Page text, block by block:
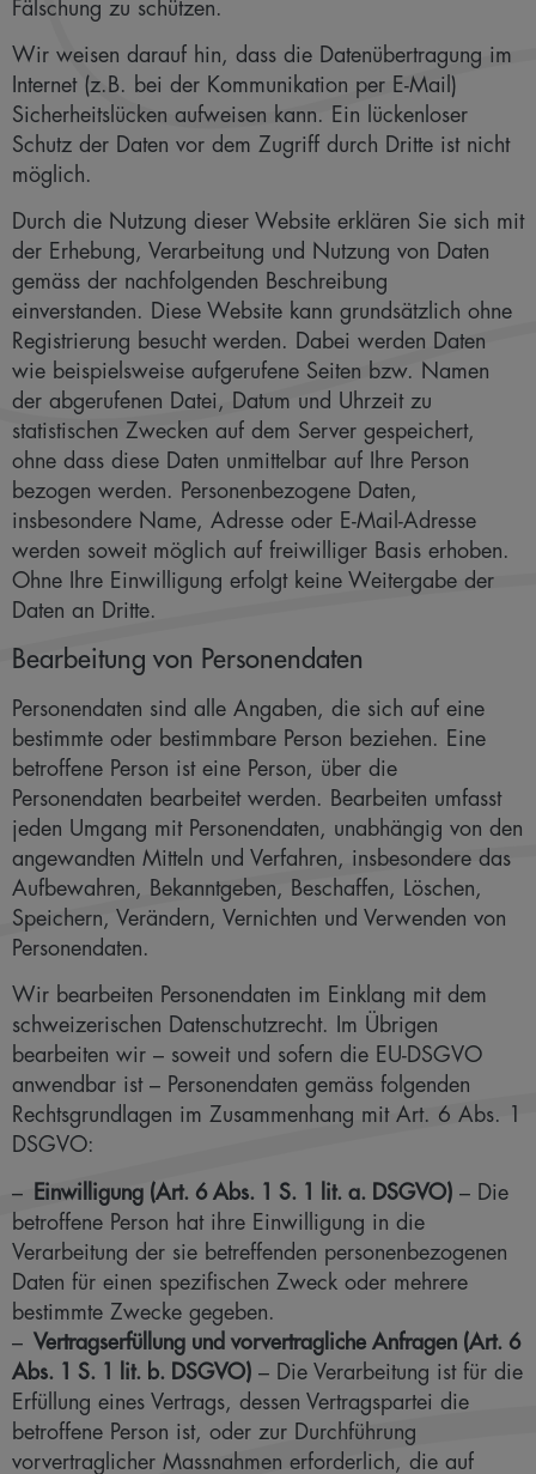
Fälschung zu schützen.
Wir weisen darauf hin, dass die Datenübertragung im
Internet (z.B. bei der Kommunikation per E-Mail)
Sicherheitslücken aufweisen kann. Ein lückenloser
Schutz der Daten vor dem Zugriff durch Dritte ist nicht
möglich.
Durch die Nutzung dieser Website erklären Sie sich mit
der Erhebung, Verarbeitung und Nutzung von Daten
gemäss der nachfolgenden Beschreibung
einverstanden. Diese Website kann grundsätzlich ohne
Registrierung besucht werden. Dabei werden Daten
wie beispielsweise aufgerufene Seiten bzw. Namen
der abgerufenen Datei, Datum und Uhrzeit zu
statistischen Zwecken auf dem Server gespeichert,
ohne dass diese Daten unmittelbar auf Ihre Person
bezogen werden. Personenbezogene Daten,
insbesondere Name, Adresse oder E-Mail-Adresse
werden soweit möglich auf freiwilliger Basis erhoben.
Ohne Ihre Einwilligung erfolgt keine Weitergabe der
Daten an Dritte.
Bearbeitung von Personendaten
Personendaten sind alle Angaben, die sich auf eine
bestimmte oder bestimmbare Person beziehen. Eine
betroffene Person ist eine Person, über die
Personendaten bearbeitet werden. Bearbeiten umfasst
jeden Umgang mit Personendaten, unabhängig von den
angewandten Mitteln und Verfahren, insbesondere das
Aufbewahren, Bekanntgeben, Beschaffen, Löschen,
Speichern, Verändern, Vernichten und Verwenden von
Personendaten.
Wir bearbeiten Personendaten im Einklang mit dem
schweizerischen Datenschutzrecht. Im Übrigen
bearbeiten wir – soweit und sofern die EU-DSGVO
anwendbar ist – Personendaten gemäss folgenden
Rechtsgrundlagen im Zusammenhang mit Art. 6 Abs. 1
DSGVO:
Einwilligung (Art. 6 Abs. 1 S. 1 lit. a. DSGVO)– Die
betroffene Person hat ihre Einwilligung in die
Verarbeitung der sie betreffenden personenbezogenen
Daten für einen spezifischen Zweck oder mehrere
bestimmte Zwecke gegeben.
Vertragserfüllung und vorvertragliche Anfragen (Art. 6
Abs. 1 S. 1 lit. b. DSGVO) – Die Verarbeitung ist für die
Erfüllung eines Vertrags, dessen Vertragspartei die
betroffene Person ist, oder zur Durchführung
vorvertraglicher Massnahmen erforderlich, die auf